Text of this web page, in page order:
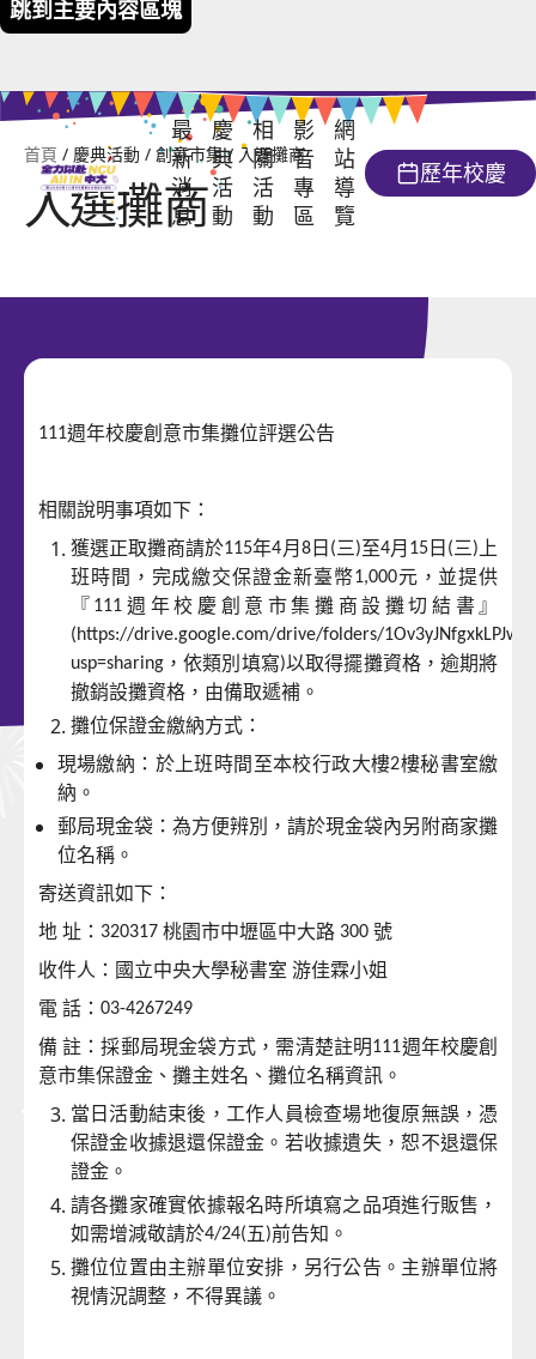
跳到主要內容區塊
111週年校慶暨在台復校 64週年
最
新
消
息
慶
典
活
動
榮譽榜
創意市集
入選攤商
市集地圖
民歌演唱會
「時空邂逅」 AI再現古典大師
相
關
活
動
藝文活動
影
音
專
區
網
站
導
覽
歷年校慶
首頁 / 慶典活動 / 創意市集 / 入選攤商
入選攤商
111週年校慶創意市集攤位評選公告
相關說明事項如下：
獲選正取攤商請於115年4月 8日 (三)至4月 15 日 (三) 上
班時間，完成繳交保證金新臺幣1,000元，並提供
『 111 週年校慶創意市集攤商設攤切結書』
(https://drive.google.com/drive/folders/
usp=sharing，依類別填寫)以取得擺攤資格，逾期將
撤銷設攤資格，由備取遞補。
攤位保證金繳納方式：
現場繳納：於上班時間至本校行政大樓2樓秘書室繳
納。
郵局現金袋：為方便辨別，請於現金袋內另附商家攤
位名稱。
寄送資訊如下：
地 址： 320317 桃園市中壢區中大路300 號
收件人：國立中央大學秘書室 游佳霖小姐
電 話： 03-4267249
備 註：採郵局現金袋方式，需清楚註明111週年校慶創
意市集保證金、攤主姓名、攤位名稱資訊。
當日活動結束後，工作人員檢查場地復原無誤，憑
保證金收據退還保證金。若收據遺失，恕不退還保
證金。
請各攤家確實依據報名時所填寫之品項進行販售，
如需增減敬請於4/24(五)前告知。
攤位位置由主辦單位安排，另行公告。主辦單位將
視情況調整，不得異議。